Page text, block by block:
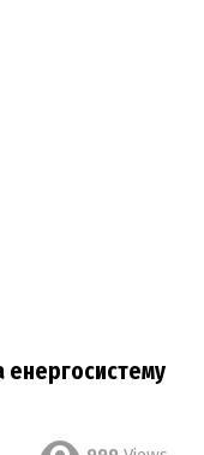
енергосистему